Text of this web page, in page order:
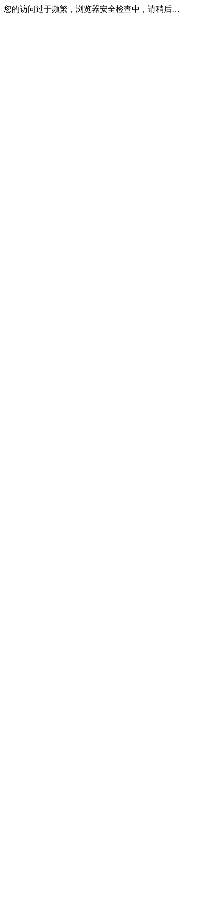
您的访问过于频繁，浏览器安全检查中，请稍后…